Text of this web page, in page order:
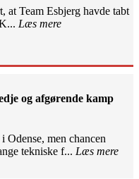
at Team Esbjerg havde tabt
Læs mere
og afgørende kamp
Odense, men chancen
tekniske f... Læs mere